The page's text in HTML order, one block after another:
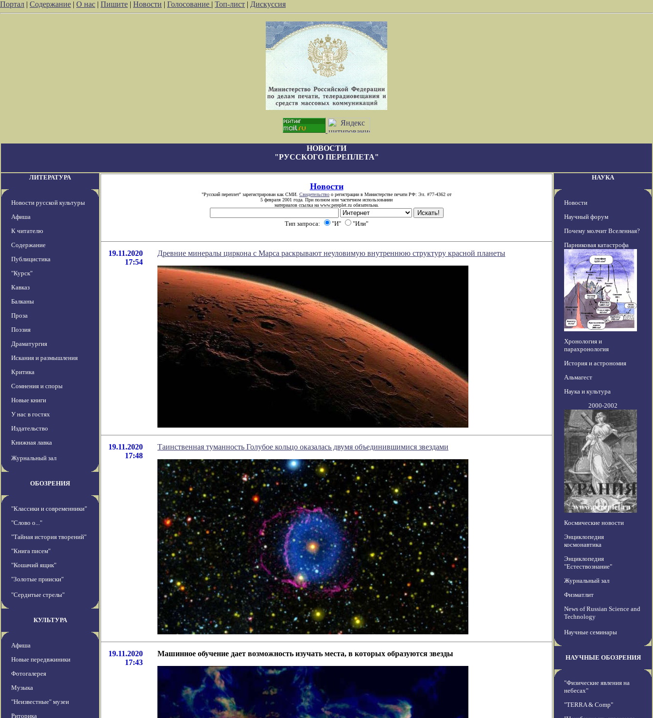
Портал | Содержание | О нас | Пишите | Новости | Голосование | Топ-лист | Дискуссия
НОВОСТИ
"РУССКОГО ПЕРЕПЛЕТА"
ЛИТЕРАТУРА
Новости русской культуры
Афиша
К читателю
Содержание
Публицистика
"Курск"
Кавказ
Балканы
Проза
Поэзия
Драматургия
Искания и размышления
Критика
Сомнения и споры
Новые книги
У нас в гостях
Издательство
Книжная лавка
Журнальный зал
ОБОЗРЕНИЯ
"Классики и современники"
"Слово о..."
"Тайная история творений"
"Книга писем"
"Кошачий ящик"
"Золотые прииски"
"Сердитые стрелы"
КУЛЬТУРА
Афиша
Новые передвжиники
Фотогалерея
Музыка
"Неизвестные" музеи
Риторика
Новости
"Русский переплет" зарегистрирован как СМИ. Свидетельство о регистрации в Министерстве печати РФ: Эл. #77-4362 от
5 февраля 2001 года. При полном или частичном использовании
материалов ссылка на www.pereplet.ru обязательна.
Тип запроса: "И" "Или"
19.11.2020
17:54
Древние минералы циркона с Марса раскрывают неуловимую внутреннюю структуру красной планеты
19.11.2020
17:48
Таинственная туманность Голубое кольцо оказалась двумя объединившимися звездами
19.11.2020
17:43
Машинное обучение дает возможность изучать места, в которых образуются звезды
НАУКА
Новости
Научный форум
Почему молчит Вселенная?
Парниковая катастрофа
Хронология и
парахронология
История и астрономия
Альмагест
Наука и культура
2000-2002
Космические новости
Энциклопедия
космонавтика
Энциклопедия
"Естествознание"
Журнальный зал
Физматлит
News of Russian Science and
Technology
Научные семинары
НАУЧНЫЕ ОБОЗРЕНИЯ
"Физические явления на
небесах"
"TERRA & Comp"